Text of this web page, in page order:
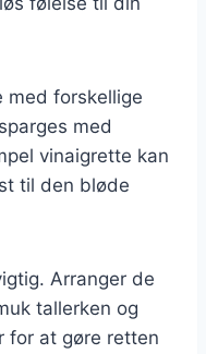
med forskellige
med
vinaigrette kan
til den bløde
Arranger de
tallerken og
for at gøre retten